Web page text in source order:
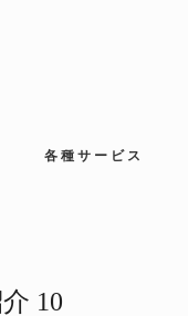
各種サービス
10